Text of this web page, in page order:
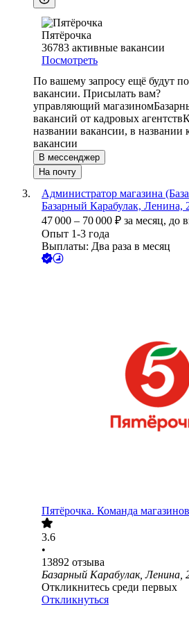
Пятёрочка
36783 активные вакансии
Посмотреть
По вашему запросу ещё будут
вакансии. Присылать вам?
управляющий магазином
вакансий от кадровых агентств
названии вакансии, в
вакансии
В мессенджер
На почту
Администратор магазина
Базарный Карабулак, Ленина,
47 000 – 70 000 ₽ за месяц, до
Опыт 1-3 года
Выплаты: Два раза в месяц
Пятёрочка. Команда магазинов
3.6
•
13892 отзыва
Базарный Карабулак, Ленина,
Откликнитесь среди первых
Откликнуться